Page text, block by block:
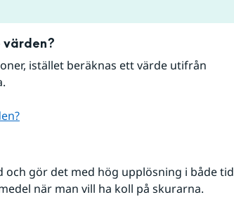
istället beräknas ett värde utifrån
och gör det med hög upplösning i både tid
när man vill ha koll på skurarna.